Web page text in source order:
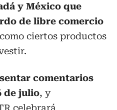
y México que
de libre comercio
ciertos productos
comentarios
de julio, y
celebrará